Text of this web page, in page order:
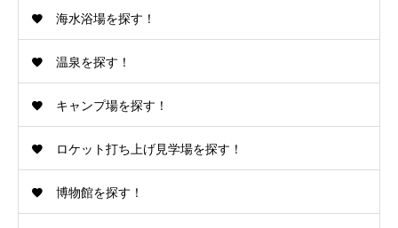
海水浴場を探す！
温泉を探す！
キャンプ場を探す！
ロケット打ち上げ見学場を探す！
博物館を探す！